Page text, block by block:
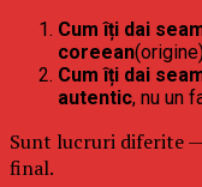
Cum îți dai
coreean
Cum îți dai
autentic, nu un
Sunt lucruri diferite —
final.